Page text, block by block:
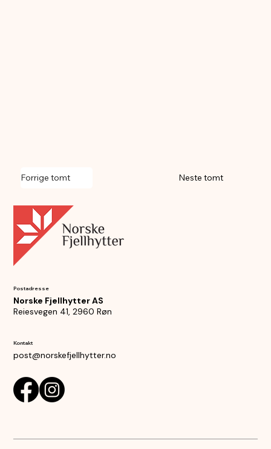
Forrige tomt Neste tomt
Postadresse
Norske Fjellhytter AS
Reiesvegen 41, 2960 Røn
post@norskefjellhytter.no
Kontakt